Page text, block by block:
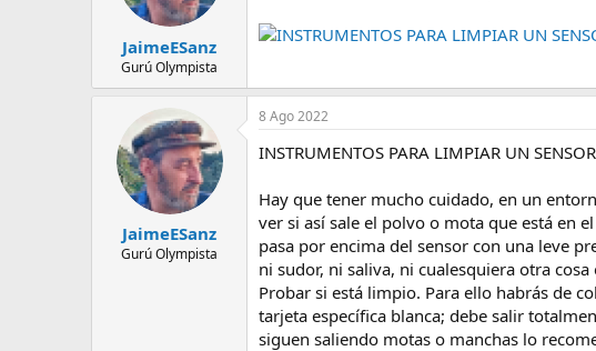
JaimeESanz
Gurú Olympista
INSTRUMENTOS PARA LIMPIAR UN
JaimeESanz
Gurú Olympista
8 Ago 2022
INSTRUMENTOS PARA LIMPIAR UN SENSOR
Hay que tener mucho cuidado, en un
ver si así sale el polvo o mota que está en
pasa por encima del sensor con una leve
ni sudor, ni saliva, ni cualesquiera otra
Probar si está limpio. Para ello habrás de
tarjeta específica blanca; debe salir
siguen saliendo motas o manchas lo